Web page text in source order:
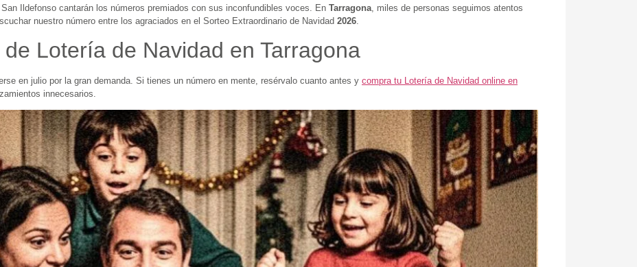
Ildefonso cantarán los números premiados con sus inconfundibles voces. En Tarragona , miles de personas seguimos atentos
nuestro número entre los agraciados en el Sorteo Extraordinario de Navidad 2026
Lotería de Navidad en Tarragona
en julio por la gran demanda. Si tienes un número en mente, resérvalo cuanto antes y compra tu Lotería de Navidad online en
innecesarios.